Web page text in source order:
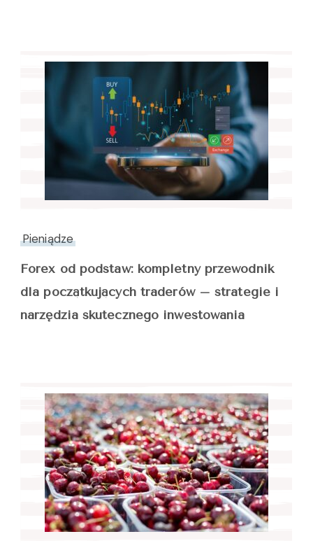
Pieniądze
Forex od podstaw: kompletny przewodnik
dla początkujących traderów – strategie i
narzędzia skutecznego inwestowania